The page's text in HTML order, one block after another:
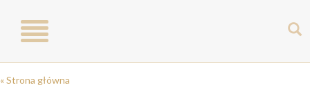
Toggle
navigation
« Strona główna